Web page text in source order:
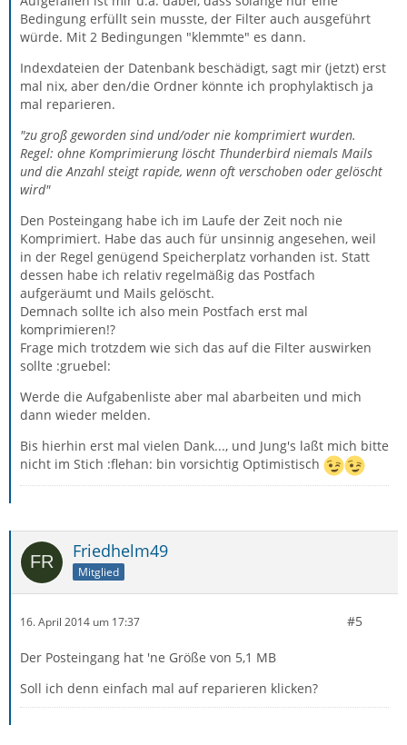
Bedingung erfüllt sein musste, der Filter auch ausgeführt
würde. Mit 2 Bedingungen "klemmte" es dann.
Indexdateien der Datenbank beschädigt, sagt mir (jetzt) erst
mal nix, aber den/die Ordner könnte ich prophylaktisch ja
mal reparieren.
"zu groß geworden sind und/oder nie komprimiert wurden.
Regel: ohne Komprimierung löscht Thunderbird niemals Mails
und die Anzahl steigt rapide, wenn oft verschoben oder gelöscht
wird"
Den Posteingang habe ich im Laufe der Zeit noch nie
Komprimiert. Habe das auch für unsinnig angesehen, weil
in der Regel genügend Speicherplatz vorhanden ist. Statt
dessen habe ich relativ regelmäßig das Postfach
aufgeräumt und Mails gelöscht.
Demnach sollte ich also mein Postfach erst mal
komprimieren!?
Frage mich trotzdem wie sich das auf die Filter auswirken
sollte :gruebel:
Werde die Aufgabenliste aber mal abarbeiten und mich
dann wieder melden.
Bis hierhin erst mal vielen Dank..., und Jung's laßt mich bitte
nicht im Stich :flehan: bin vorsichtig Optimistisch
Friedhelm49
Mitglied
16. April 2014 um 17:37 #5
Der Posteingang hat 'ne Größe von 5,1 MB
Soll ich denn einfach mal auf reparieren klicken?